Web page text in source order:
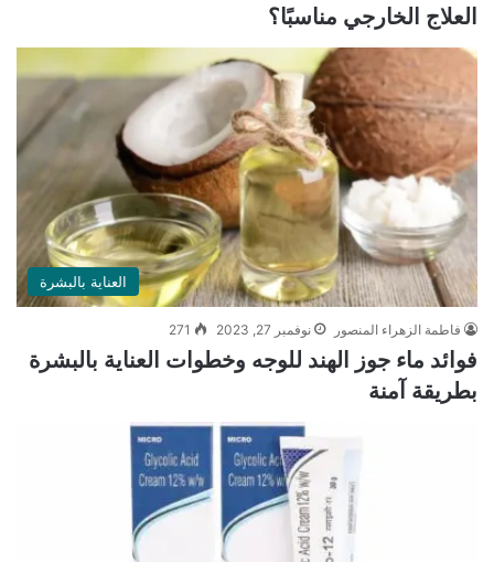
العلاج الخارجي مناسبًا؟
العناية بالبشرة
فاطمة الزهراء المنصور نوفمبر 27, 2023 271
فوائد ماء جوز الهند للوجه وخطوات العناية بالبشرة
بطريقة آمنة